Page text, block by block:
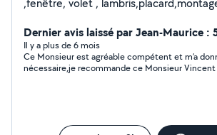
,fenêtre, volet ,
,peinture,plomberie, tonte et entretien de jardin
.technicien de maintenance chauffagiste ,clim,poele a
granulé, chaudiere fioul
Dernier avis laissé par Jean-Maurice :
Il y a plus de 6 mois
Ce Monsieur est agréable compétent et m’a
nécessaire,je recommande ce Monsieur Vincent